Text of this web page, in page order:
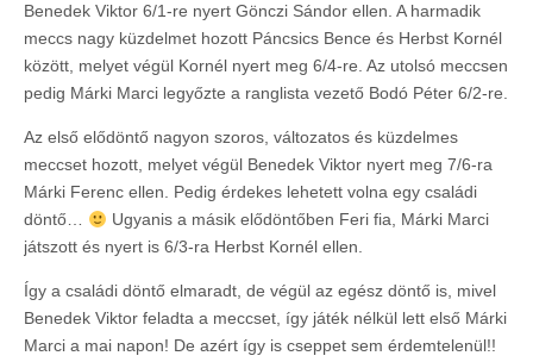
Benedek Viktor 6/1-re nyert Gönczi Sándor ellen. A harmadik
meccs nagy küzdelmet hozott Páncsics Bence és Herbst Kornél
között, melyet végül Kornél nyert meg 6/4-re. Az utolsó meccsen
pedig Márki Marci legyőzte a ranglista vezető Bodó Péter 6/2-re.
Az első elődöntő nagyon szoros, változatos és küzdelmes
meccset hozott, melyet végül Benedek Viktor nyert meg 7/6-ra
Márki Ferenc ellen. Pedig érdekes lehetett volna egy családi
döntő…
Ugyanis a másik elődöntőben Feri fia, Márki Marci
játszott és nyert is 6/3-ra Herbst Kornél ellen.
Így a családi döntő elmaradt, de végül az egész döntő is, mivel
Benedek Viktor feladta a meccset, így játék nélkül lett első Márki
Marci a mai napon! De azért így is cseppet sem érdemtelenül!!